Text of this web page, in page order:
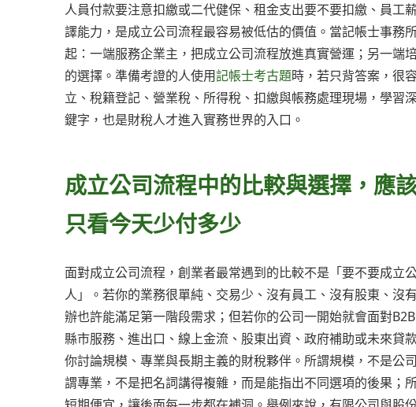
人員付款要注意扣繳或二代健保、租金支出要不要扣繳、員工
譯能力，是成立公司流程最容易被低估的價值。當記帳士事務
起：一端服務企業主，把成立公司流程放進真實營運；另一端
的選擇。準備考證的人使用記帳士考古題時，若只背答案，很
立、稅籍登記、營業稅、所得稅、扣繳與帳務處理現場，學習
鍵字，也是財稅人才進入實務世界的入口。
成立公司流程中的比較與選擇，應
只看今天少付多少
面對成立公司流程，創業者最常遇到的比較不是「要不要成立
人」。若你的業務很單純、交易少、沒有員工、沒有股東、
辦也許能滿足第一階段需求；但若你的公司一開始就會面對
縣市服務、進出口、線上金流、股東出資、政府補助或未來貸
你討論規模、專業與長期主義的財稅夥伴。所謂規模，不是公
謂專業，不是把名詞講得複雜，而是能指出不同選項的後果；